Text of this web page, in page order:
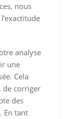
nous
analyse
une
Cela
de corriger
des
En tant